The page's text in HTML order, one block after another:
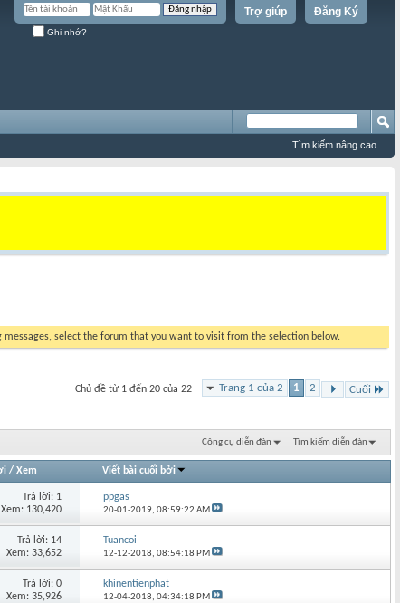
Đăng Ký
Trợ giúp
Ghi nhớ?
Tìm kiếm nâng cao
select the forum that you want to visit from the selection below.
Trang 1 của 2 1 2 Cuối
Chủ đề từ 1 đến 20 của 22
Công cụ diễn đàn Tìm kiếm diễn đàn
/ Xem Viết bài cuối bởi
Trả lời: 1
Xem: 130,420
ppgas
20-01-2019,08:59:22 AM
Trả lời: 14
Xem: 33,652
Tuancoi
12-12-2018,08:54:18 PM
Trả lời: 0
Xem: 35,926
khinentienphat
12-04-2018,04:34:18 PM